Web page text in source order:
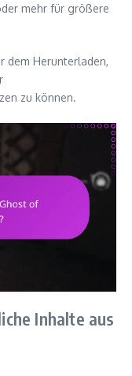
mehr für größere
dem Herunterladen,
zu können.
Inhalte aus